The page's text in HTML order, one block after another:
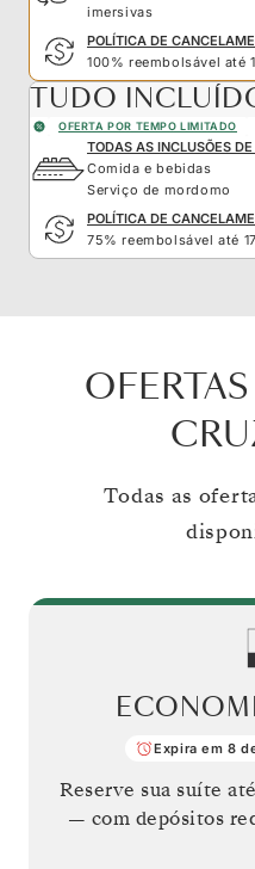
imersivas
POLÍTICA DE
100% reembolsável até
TUDO
OFERTA POR TEMPO LIMITADO
TODAS AS INCLUSÕES
Comida e bebidas
Serviço de mordomo
POLÍTICA DE
75% reembolsável até
Todas as
Expira em 8
Reserve sua suíte
— com depósitos